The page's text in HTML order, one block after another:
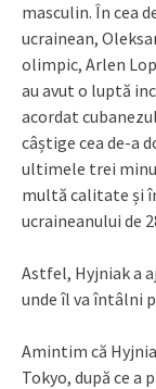
masculin. În cea
ucrainean,
olimpic, Arlen
au avut o luptă
acordat
câștige cea de-a
ultimele trei
multă calitate și
ucraineanului de
Astfel, Hyjniak a
unde îl va întâlni
Amintim că
Tokyo, după ce a